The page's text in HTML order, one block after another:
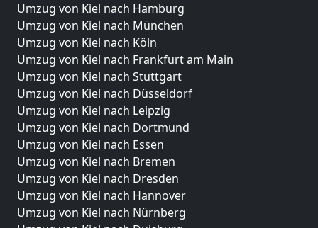
Umzug von Kiel nach Hamburg
Umzug von Kiel nach München
Umzug von Kiel nach Köln
Umzug von Kiel nach Frankfurt am Main
Umzug von Kiel nach Stuttgart
Umzug von Kiel nach Düsseldorf
Umzug von Kiel nach Leipzig
Umzug von Kiel nach Dortmund
Umzug von Kiel nach Essen
Umzug von Kiel nach Bremen
Umzug von Kiel nach Dresden
Umzug von Kiel nach Hannover
Umzug von Kiel nach Nürnberg